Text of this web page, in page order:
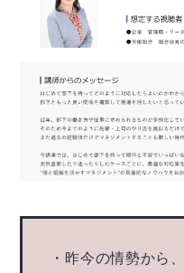
・昨今の情勢から